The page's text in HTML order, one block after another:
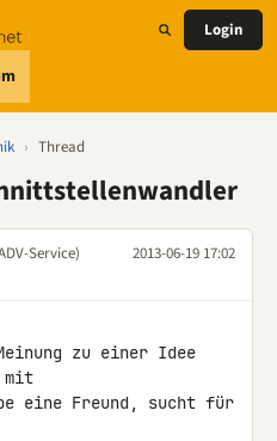
Login
› Thread
Service)
2013-06-19 17:02
zu einer Idee
eine Freund, sucht für